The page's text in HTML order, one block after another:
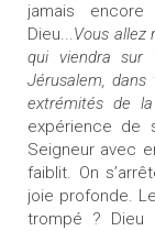
jamais
Dieu...Vous allez
qui viendra sur
Jérusalem,
extrémités de
expérience de
Seigneur avec
faiblit. On
joie profonde.
trompé ? Dieu